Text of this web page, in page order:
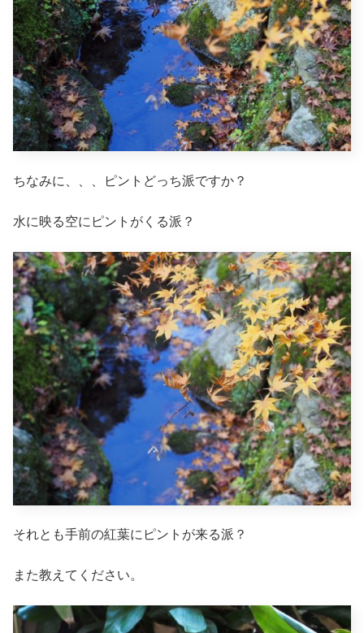
ちなみに、、、ピントどっち派ですか？
水に映る空にピントがくる派？
それとも手前の紅葉にピントが来る派？
また教えてください。